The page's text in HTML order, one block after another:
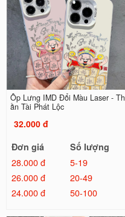
Ốp Lưng IMD Đổi Màu Laser - Th
ần Tài Phát Lộc
32.000 đ
Đơn giá
Số lượng
28.000 đ
5-19
26.000 đ
20-49
24.000 đ
50-100